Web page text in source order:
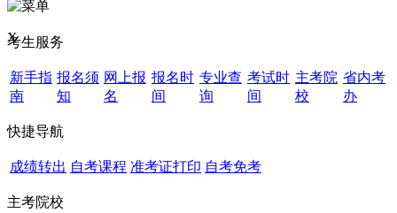
X
考生服务
新手指
南
报名须
知
网上报
名
报名时
间
专业查
询
考试时
间
主考院
校
省内考
办
快捷导航
成绩转出 自考课程 准考证打印 自考免考
主考院校